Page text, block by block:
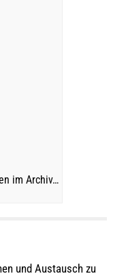
im Archiv…
und Austausch zu